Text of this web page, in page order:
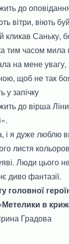
до
вітри, віють
кликав Саньку,
тим часом мила
на мене увагу,
щоб не так
у запічку
до вірша
і я дуже люблю
листя
Люди цього
диво фантазії.
головної
в
Градова